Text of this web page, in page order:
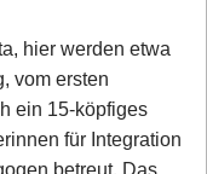
hier werden etwa
vom ersten
ein 15-köpfiges
für Integration